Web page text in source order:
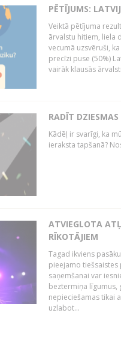
PĒTĪJUMS:
Veiktā pētījuma
ārvalstu hitiem, liela
vecumā uzsvēruši,
precīzi puse (50%)
vairāk klausās
RADĪT
Kādēļ ir svarīgi, ka
ieraksta tapšanā?
ATVIEGLOTA
RĪKOTĀJIEM
Tagad ikviens
pieejamo tiešsaistes
saņemšanai var
beztermiņa līgumus,
nepieciešamas tikai
uzlabot...